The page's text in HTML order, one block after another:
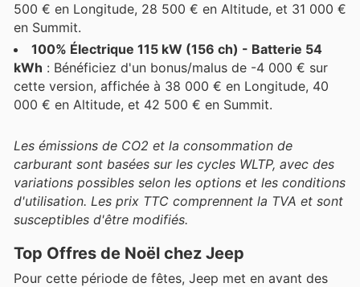
500 € en Longitude, 28 500 € en Altitude, et 31 000 €
en Summit.
100% Électrique 115 kW (156 ch) - Batterie 54
kWh : Bénéficiez d'un bonus/malus de -4 000 € sur
cette version, affichée à 38 000 € en Longitude, 40
000 € en Altitude, et 42 500 € en Summit.
Les émissions de CO2 et la consommation de
carburant sont basées sur les cycles WLTP, avec des
variations possibles selon les options et les conditions
d'utilisation. Les prix TTC comprennent la TVA et sont
susceptibles d'être modifiés.
Top Offres de Noël chez Jeep
Pour cette période de fêtes, Jeep met en avant des